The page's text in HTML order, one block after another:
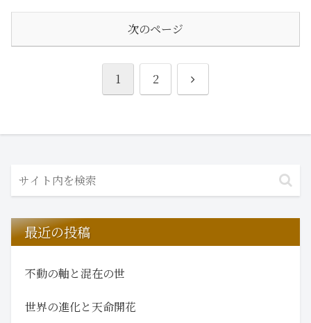
次のページ
1 2
次
最近の投稿
不動の軸と混在の世
世界の進化と天命開花